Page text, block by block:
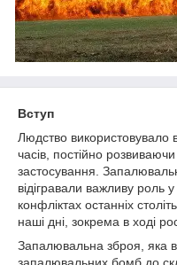
Вступ
Людство використовувало
часів, постійно
застосування.
відігравали важливу роль
конфліктах останніх
наші дні, зокрема в ході
Запалювальна зброя, яка